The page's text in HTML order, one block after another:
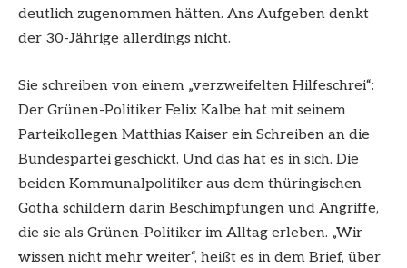
deutlich zugenommen hätten. Ans Aufgeben denkt
der 30-Jährige allerdings nicht.
Sie schreiben von einem „verzweifelten Hilfeschrei“:
Der Grünen-Politiker Felix Kalbe hat mit seinem
Parteikollegen Matthias Kaiser ein Schreiben an die
Bundespartei geschickt. Und das hat es in sich. Die
beiden Kommunalpolitiker aus dem thüringischen
Gotha schildern darin Beschimpfungen und Angriffe,
die sie als Grünen-Politiker im Alltag erleben. „Wir
wissen nicht mehr weiter“, heißt es in dem Brief, über